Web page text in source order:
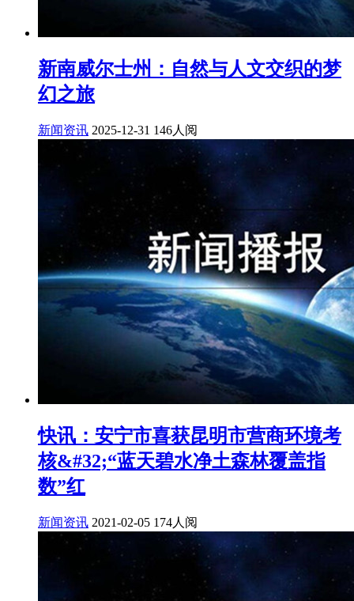
新南威尔士州：自然与人文交织的梦
幻之旅
新闻资讯 2025-12-31 146人阅
快讯：安宁市喜获昆明市营商环境考
核&#32;“蓝天碧水净土森林覆盖指
数”红
新闻资讯 2021-02-05 174人阅